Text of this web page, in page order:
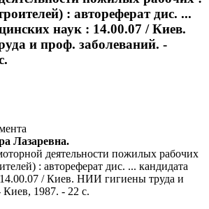
: автореферат дис. ...
наук : 14.00.07 / Киев.
и проф. заболеваний. -
Лазаревна.
деятельности пожилых рабочих
: автореферат дис. ... кандидата
/ Киев. НИИ гигиены труда и
1987. - 22 с.